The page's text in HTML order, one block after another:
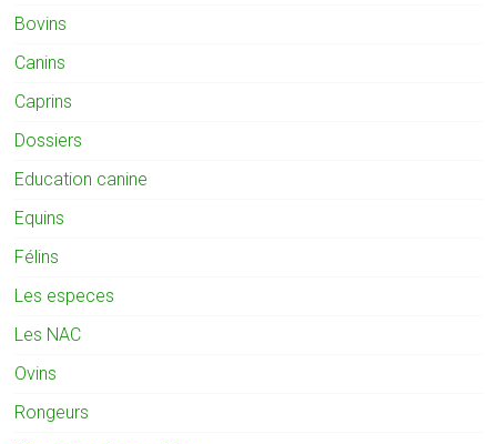
Bovins
Canins
Caprins
Dossiers
Education canine
Equins
Félins
Les especes
Les NAC
Ovins
Rongeurs